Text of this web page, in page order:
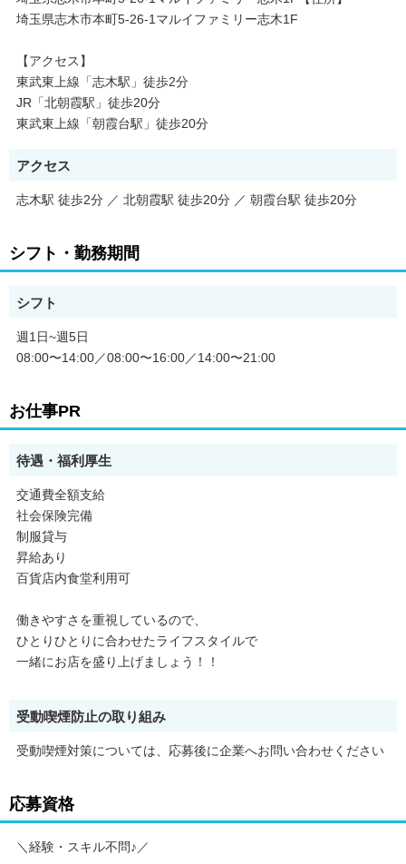
埼玉県志木市本町5-26-1マルイファミリー志木1F
【アクセス】
東武東上線「志木駅」徒歩2分
JR「北朝霞駅」徒歩20分
東武東上線「朝霞台駅」徒歩20分
アクセス
志木駅 徒歩2分 ／ 北朝霞駅 徒歩20分 ／ 朝霞台駅 徒歩20分
シフト・勤務期間
シフト
週1日~週5日
08:00〜14:00／08:00〜16:00／14:00〜21:00
お仕事PR
待遇・福利厚生
交通費全額支給
社会保険完備
制服貸与
昇給あり
百貨店内食堂利用可
働きやすさを重視しているので、
ひとりひとりに合わせたライフスタイルで
一緒にお店を盛り上げましょう！！
受動喫煙防止の取り組み
受動喫煙対策については、応募後に企業へお問い合わせください
応募資格
＼経験・スキル不問♪／